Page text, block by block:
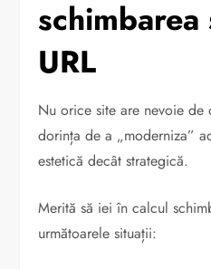
URL
Nu orice site are nevoie de
dorința de a „moderniza”
estetică decât strategică.
Merită să iei în calcul
următoarele situații: